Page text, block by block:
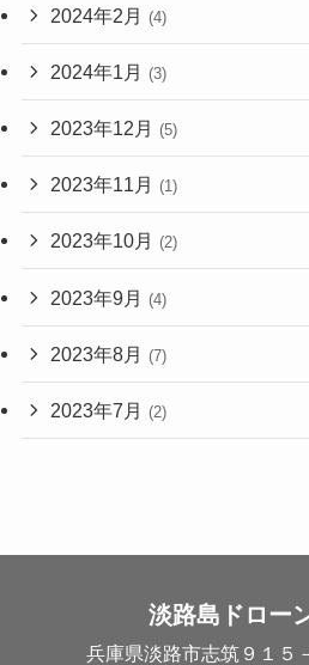
2024年2月 (4)
2024年1月 (3)
2023年12月 (5)
2023年11月 (1)
2023年10月 (2)
2023年9月 (4)
2023年8月 (7)
2023年7月 (2)
淡路島ドロー
兵庫県淡路市志筑９１５